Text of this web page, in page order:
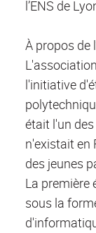
l’ENS de
À propos de
l'initiative
était l'un
n'existait en
des jeunes
La première
sous la